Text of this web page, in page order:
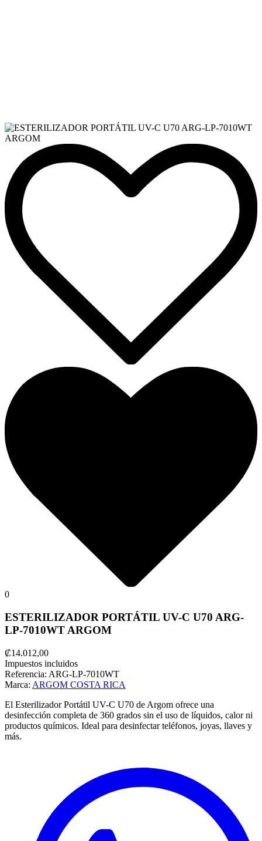
0
ESTERILIZADOR PORTÁTIL UV-C U70 ARG-
LP-7010WT ARGOM
₡14.012,00
Impuestos incluidos
Referencia: ARG-LP-7010WT
Marca: ARGOM COSTA RICA
El Esterilizador Portátil UV-C U70 de Argom ofrece una
desinfección completa de 360 grados sin el uso de líquidos, calor ni
productos químicos. Ideal para desinfectar teléfonos, joyas, llaves y
más.